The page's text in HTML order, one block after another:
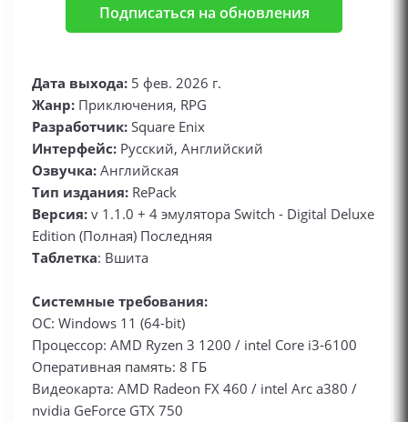
Подписаться на обновления
Дата выхода: 5 фев. 2026 г.
Жанр: Приключения, RPG
Разработчик: Square Enix
Интерфейс: Русский, Английский
Озвучка: Английская
Тип издания: RePack
Версия: v 1.1.0 + 4 эмулятора Switch - Digital Deluxe
Edition (Полная) Последняя
Таблетка: Вшита
Системные требования:
ОС: Windows 11 (64-bit)
Процессор: AMD Ryzen 3 1200 / intel Core i3-6100
Оперативная память: 8 ГБ
Видеокарта: AMD Radeon FX 460 / intel Arc a380 /
nvidia GeForce GTX 750